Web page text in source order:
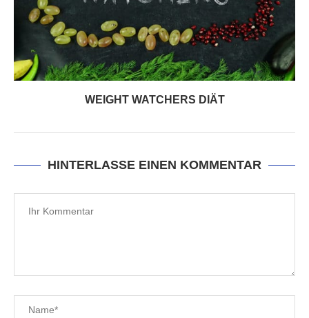
WEIGHT WATCHERS DIÄT
HINTERLASSE EINEN KOMMENTAR